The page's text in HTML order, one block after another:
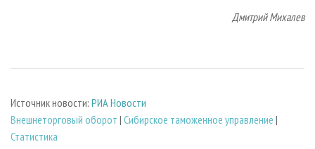
Дмитрий Михалев
Источник новости: РИА Новости
Внешнеторговый оборот | Сибирское таможенное управление |
Статистика